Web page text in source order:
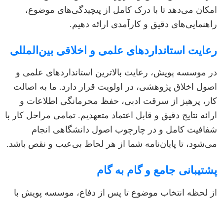
امکان می‌دهد تا با درک کامل از پیچیدگی‌های موضوع،
راهنمایی‌های دقیق و کارآمدی ارائه دهیم.
رعایت استانداردهای علمی و اخلاقی بین‌المللی
در موسسه پویش، رعایت بالاترین استانداردهای علمی و
اصول اخلاق پژوهشی، در اولویت قرار دارد. ما به اصالت
کار، پرهیز از سرقت ادبی، حفظ محرمانگی اطلاعات و
ارائه نتایج دقیق و قابل اعتماد متعهدیم. تمامی مراحل کار با
شفافیت کامل و در چارچوب اصول دانشگاهی انجام
می‌شود، تا پایان‌نامه شما از هر لحاظ بی‌عیب و نقص باشد.
پشتیبانی جامع و گام به گام
از لحظه انتخاب موضوع تا پس از دفاع، موسسه پویش با